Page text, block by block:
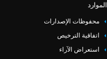
الموارد
محفوظات الإصدارات
اتفاقية الترخيص
استعراض الآراء